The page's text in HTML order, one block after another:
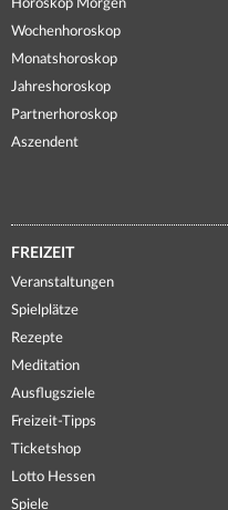
Horoskop Morgen
Wochenhoroskop
Monatshoroskop
Jahreshoroskop
Partnerhoroskop
Aszendent
FREIZEIT
Veranstaltungen
Spielplätze
Rezepte
Meditation
Ausflugsziele
Freizeit-Tipps
Ticketshop
Lotto Hessen
Spiele